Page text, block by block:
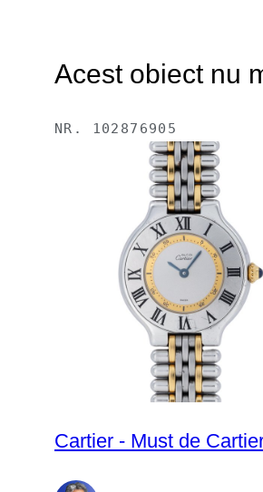
Acest obiect nu
NR. 102876905
Cartier - Must de